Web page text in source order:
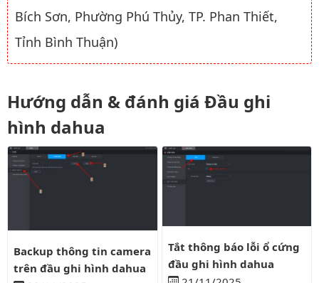
Bích Sơn, Phường Phú Thủy, TP. Phan Thiết,
Tỉnh Bình Thuận)
Hướng dẫn & đánh giá Đầu ghi
hình dahua
Backup thông tin camera trên đầu ghi hình dahua
Backup thông tin camera
trên đầu ghi hình dahua
Tắt thông báo lỗi ổ cứng đầu
Tắt thông báo lỗi ổ cứng
đầu ghi hình dahua